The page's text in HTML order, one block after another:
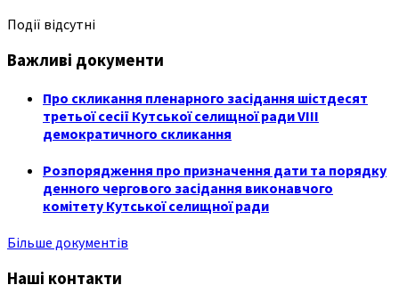
Події відсутні
Важливі документи
Про скликання пленарного засідання шістдесят
третьої сесії Кутської селищної ради VIII
демократичного скликання
Розпорядження про призначення дати та порядку
денного чергового засідання виконавчого
комітету Кутської селищної ради
Більше документів
Наші контакти